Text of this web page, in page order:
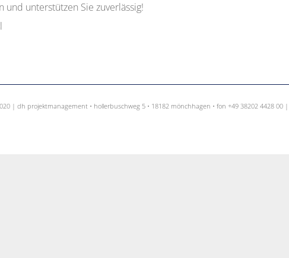
und unterstützen Sie zuverlässig!
| dh projektmanagement • hollerbuschweg 5 • 18182 mönchhagen • fon +49 38202 4428 00 |